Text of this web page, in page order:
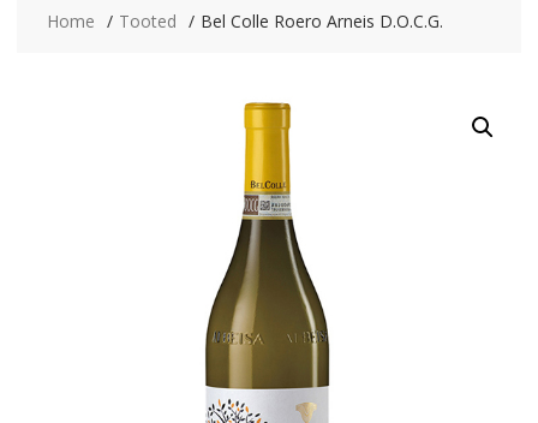
Home Tooted Bel Colle Roero Arneis D.O.C.G.